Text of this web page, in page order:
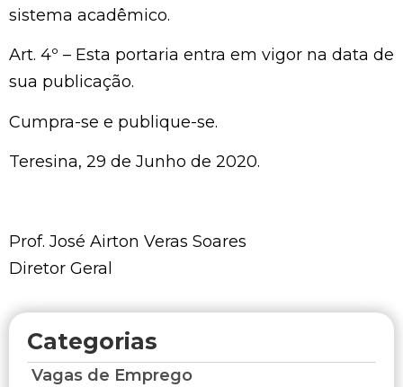
sistema acadêmico.
Art. 4º – Esta portaria entra em vigor na data de
sua publicação.
Cumpra-se e publique-se.
Teresina, 29 de Junho de 2020.
Prof. José Airton Veras Soares
Diretor Geral
Categorias
Vagas de Emprego